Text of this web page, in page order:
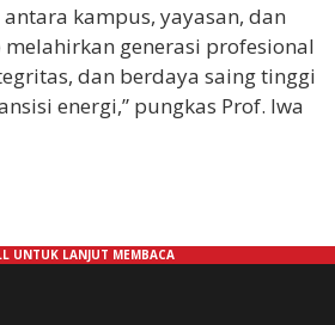
kampus, yayasan, dan
generasi profesional
dan berdaya saing tinggi
energi,” pungkas Prof. Iwa